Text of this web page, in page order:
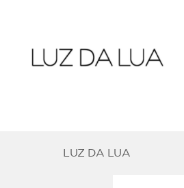
LUZ DA LUA